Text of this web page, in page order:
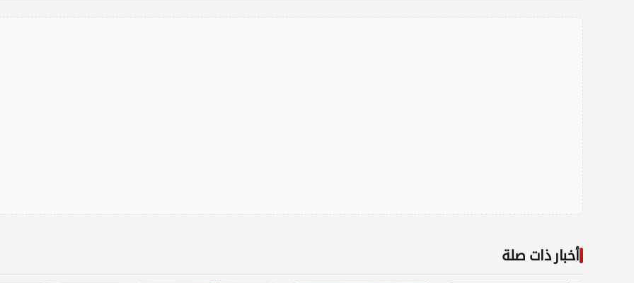
أخبار ذات صلة